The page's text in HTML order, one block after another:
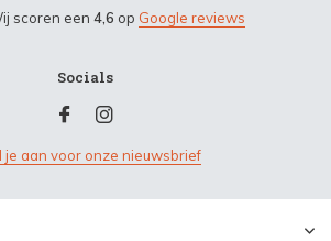
scoren een 4,6 op Google reviews
Socials
je aan voor onze nieuwsbrief